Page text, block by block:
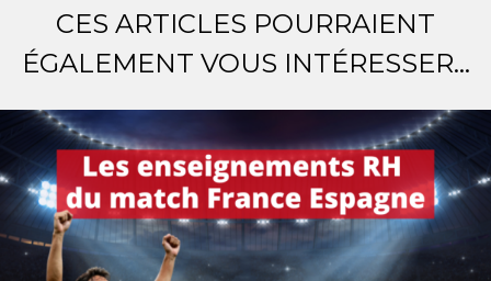
CES ARTICLES POURRAIENT
ÉGALEMENT VOUS INTÉRESSER...